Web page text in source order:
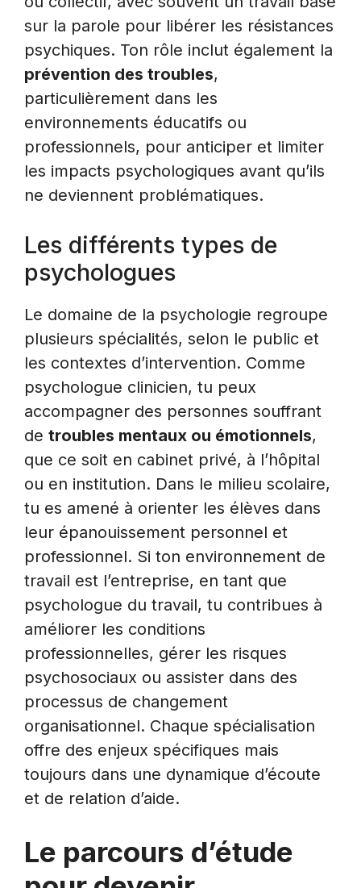
sur la parole pour libérer les résistances
psychiques. Ton rôle inclut également la
prévention des troubles,
particulièrement dans les
environnements éducatifs ou
professionnels, pour anticiper et limiter
les impacts psychologiques avant qu’ils
ne deviennent problématiques.
Les différents types de
psychologues
Le domaine de la psychologie regroupe
plusieurs spécialités, selon le public et
les contextes d’intervention. Comme
psychologue clinicien, tu peux
accompagner des personnes souffrant
de troubles mentaux ou émotionnels,
que ce soit en cabinet privé, à l’hôpital
ou en institution. Dans le milieu scolaire,
tu es amené à orienter les élèves dans
leur épanouissement personnel et
professionnel. Si ton environnement de
travail est l’entreprise, en tant que
psychologue du travail, tu contribues à
améliorer les conditions
professionnelles, gérer les risques
psychosociaux ou assister dans des
processus de changement
organisationnel. Chaque spécialisation
offre des enjeux spécifiques mais
toujours dans une dynamique d’écoute
et de relation d’aide.
Le parcours d’étude